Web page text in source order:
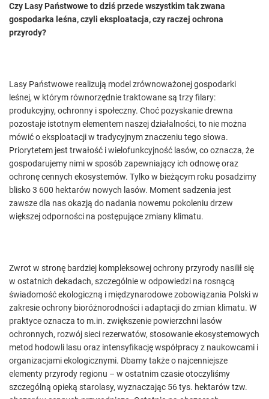
Czy Lasy Państwowe to dziś przede wszystkim tak zwana
gospodarka leśna, czyli eksploatacja, czy raczej ochrona
przyrody?
Lasy Państwowe realizują model zrównoważonej gospodarki
leśnej, w którym równorzędnie traktowane są trzy filary:
produkcyjny, ochronny i społeczny. Choć pozyskanie drewna
pozostaje istotnym elementem naszej działalności, to nie można
mówić o eksploatacji w tradycyjnym znaczeniu tego słowa.
Priorytetem jest trwałość i wielofunkcyjność lasów, co oznacza, że
gospodarujemy nimi w sposób zapewniający ich odnowę oraz
ochronę cennych ekosystemów. Tylko w bieżącym roku posadzimy
blisko 3 600 hektarów nowych lasów. Moment sadzenia jest
zawsze dla nas okazją do nadania nowemu pokoleniu drzew
większej odporności na postępujące zmiany klimatu.
Zwrot w stronę bardziej kompleksowej ochrony przyrody nasilił się
w ostatnich dekadach, szczególnie w odpowiedzi na rosnącą
świadomość ekologiczną i międzynarodowe zobowiązania Polski w
zakresie ochrony bioróżnorodności i adaptacji do zmian klimatu. W
praktyce oznacza to m.in. zwiększenie powierzchni lasów
ochronnych, rozwój sieci rezerwatów, stosowanie ekosystemowych
metod hodowli lasu oraz intensyfikację współpracy z naukowcami i
organizacjami ekologicznymi. Dbamy także o najcenniejsze
elementy przyrody regionu – w ostatnim czasie otoczyliśmy
szczególną opieką starolasy, wyznaczając 56 tys. hektarów tzw.